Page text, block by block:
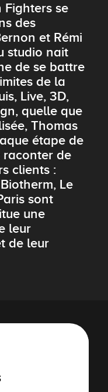
Fighters se
des
et Rémi
studio nait
de se battre
de la
Live, 3D,
quelle que
Thomas
étape de
raconter de
clients :
Le
sont
une
leur
de leur